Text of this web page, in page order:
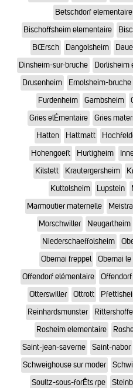
Betschdorf elementaire
Bischoffsheim elementaire
BŒrsch
Dangolsheim
Dinsheim-sur-bruche
Dorlisheim
Drusenheim
Ernolsheim-bruche
Furdenheim
Gambsheim
Gries elÉmentaire
Gries
Hatten
Hattmatt
Hohengoeft
Hurtigheim
Kilstett
Krautergersheim
Kuttolsheim
Lupstein
Marmoutier maternelle
Morschwiller
Neugartheim
Niederschaeffolsheim
Obernai freppel
Obernai le
Offendorf elémentaire
Otterswiller
Ottrott
Reinhardsmunster
Rosheim elementaire
Saint-jean-saverne
Saint-nabor
Schweighouse sur moder
Soultz-sous-forÊts rpe